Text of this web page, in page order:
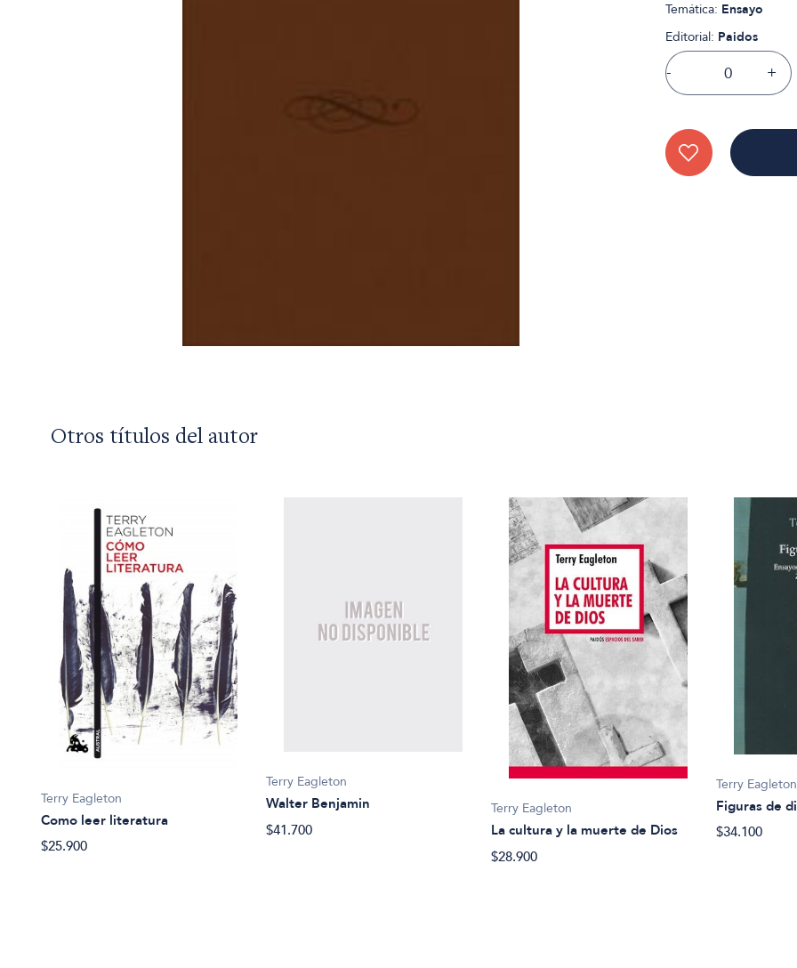
Temática: Ensayo
Editorial: Paidos
- +
Otros títulos del autor
Terry Eagleton
Como leer literatura
$25.900
Terry Eagleton
Walter Benjamin
$41.700
Terry Eagleton
La cultura y la muerte de Dios
$28.900
Terry Eagleton
Figuras de
$34.100